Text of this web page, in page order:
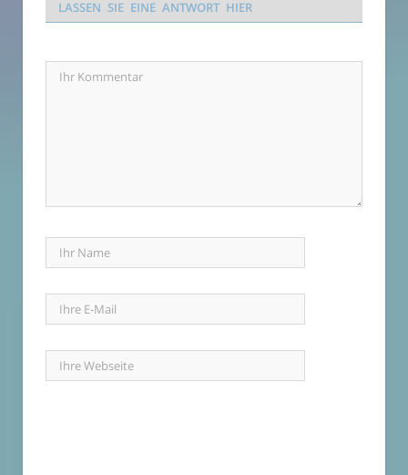
LASSEN SIE EINE ANTWORT HIER